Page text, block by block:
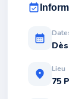
event_available
calendar_month
location_on Lieu
75